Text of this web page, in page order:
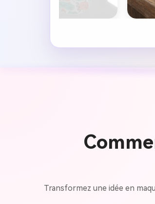
Transformez une idée en